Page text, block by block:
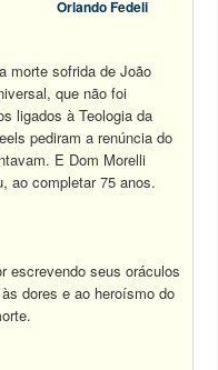
Orlando Fedeli
morte sofrida de João
que não foi
ligados à Teologia da
pediram a renúncia do
E Dom Morelli
ao completar 75 anos.
escrevendo seus oráculos
dores e ao heroísmo do